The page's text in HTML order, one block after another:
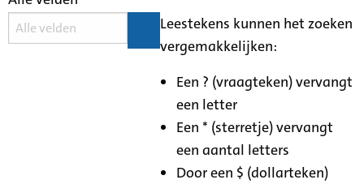
Leestekens kunnen het zoeken
vergemakkelijken:
Een ? (vraagteken) vervangt
een letter
Een * (sterretje) vervangt
een aantal letters
Door een $ (dollarteken)